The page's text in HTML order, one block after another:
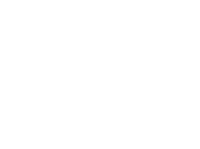
enz...